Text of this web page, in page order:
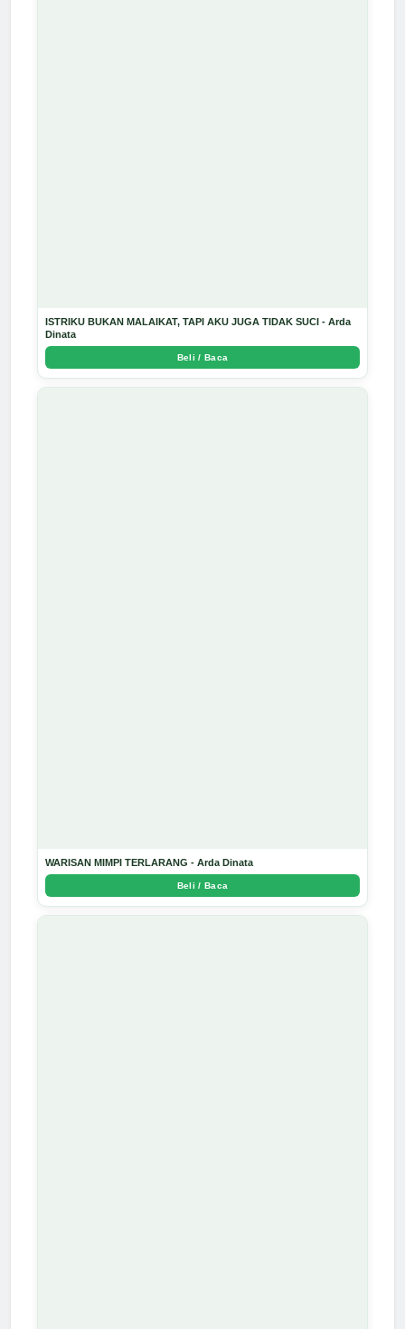
ISTRIKU BUKAN MALAIKAT, TAPI AKU JUGA TIDAK SUCI - Arda
Dinata
Beli / Baca
WARISAN MIMPI TERLARANG - Arda Dinata
Beli / Baca